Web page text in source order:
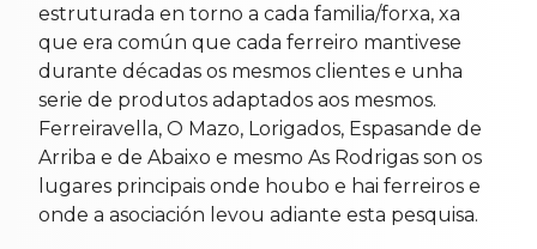
estruturada en torno a cada familia/forxa, xa
que era común que cada ferreiro mantivese
durante décadas os mesmos clientes e unha
serie de produtos adaptados aos mesmos.
Ferreiravella, O Mazo, Lorigados, Espasande de
Arriba e de Abaixo e mesmo As Rodrigas son os
lugares principais onde houbo e hai ferreiros e
onde a asociación levou adiante esta pesquisa.